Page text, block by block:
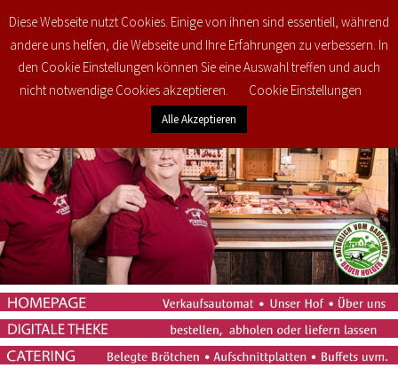
€0,00 0
Diese Webseite nutzt Cookies. Einige von ihnen sind essentiell, während
andere uns helfen, die Webseite und Ihre Erfahrungen zu verbessern. In
den Cookie Einstellungen können Sie eine Auswahl treffen und auch
nicht notwendige Cookies akzeptieren.
Cookie Einstellungen
Alle Akzeptieren